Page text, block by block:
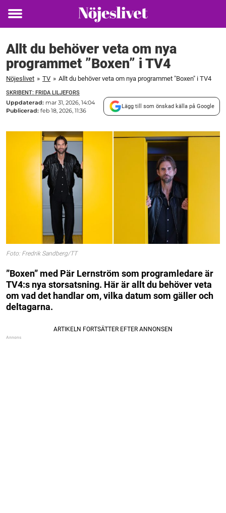
Toggle
Allt du behöver veta om nya
programmet ”Boxen” i TV4
Nöjeslivet » TV » Allt du behöver veta om nya programmet "Boxen" i TV4
SKRIBENT: FRIDA LILJEFORS
Uppdaterad: mar 31, 2026, 14:04
Publicerad: feb 18, 2026, 11:36
Lägg till som önskad källa på Google
Foto: Fredrik Sandberg/TT
”Boxen” med Pär Lernström som programledare är
TV4:s nya storsatsning. Här är allt du behöver veta
om vad det handlar om, vilka datum som gäller och
deltagarna.